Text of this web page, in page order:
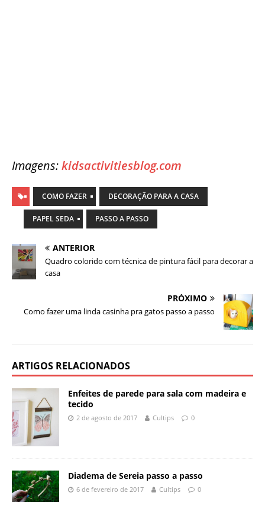
Imagens:kidsactivitiesblog.com
COMO FAZER DECORAÇÃO PARA A CASA
PAPEL SEDA PASSO A PASSO
ANTERIOR
Quadro colorido com técnica de pintura fácil para decorar a
casa
PRÓXIMO
Como fazer uma linda casinha pra gatos passo a passo
ARTIGOS RELACIONADOS
Enfeites de parede para sala com madeira e
tecido
2 de agosto de 2017 Cultips 0
Diadema de Sereia passo a passo
6 de fevereiro de 2017 Cultips 0